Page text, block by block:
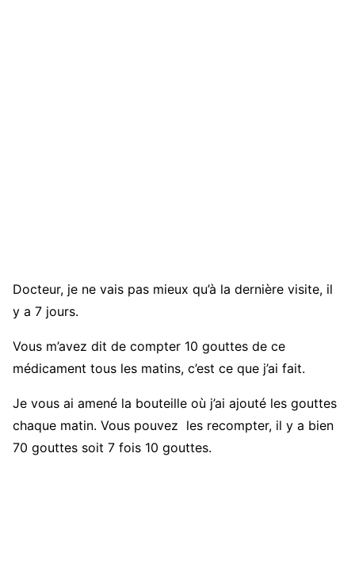
Docteur, je ne vais pas mieux qu’à la dernière visite, il
y a 7 jours.
Vous m’avez dit de compter 10 gouttes de ce
médicament tous les matins, c’est ce que j’ai fait.
Je vous ai amené la bouteille où j’ai ajouté les gouttes
chaque matin. Vous pouvez les recompter, il y a bien
70 gouttes soit 7 fois 10 gouttes.